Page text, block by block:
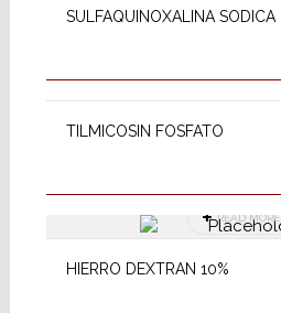
SULFAQUINOXALINA SODICA
TILMICOSIN FOSFATO
READ MORE
HIERRO DEXTRAN 10%
READ MORE